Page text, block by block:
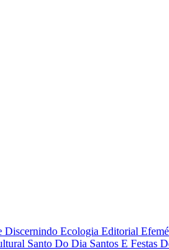
Discernindo Ecologia Editorial
Santo Do Dia Santos E Festas